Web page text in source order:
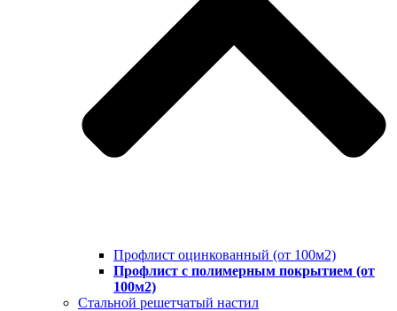
Профлист оцинкованный (от 100м2)
Профлист с полимерным покрытием (от
100м2)
Стальной решетчатый настил